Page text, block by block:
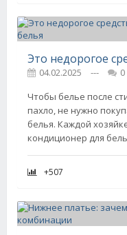
04.02.2025 ---
0
Чтобы белье после
пахло, не нужно
белья. Каждой
кондиционер для
+507